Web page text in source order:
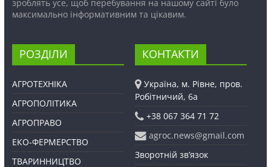
зроблять усе, щоб перебування на нашому сайті було
максимально інформативним та цікавим.
РОЗДІЛИ
АГРОТЕХНІКА
АГРОПОЛІТИКА
АГРОПРАВО
ЕКО-ФЕРМЕРСТВО
ТВАРИННИЦТВО
КОНТАКТИ
Україна, м. Рівне, пров.
Робітничий, 6а
+38 067 364 71 72
agroc.news@gmail.com
Зворотній зв’язок